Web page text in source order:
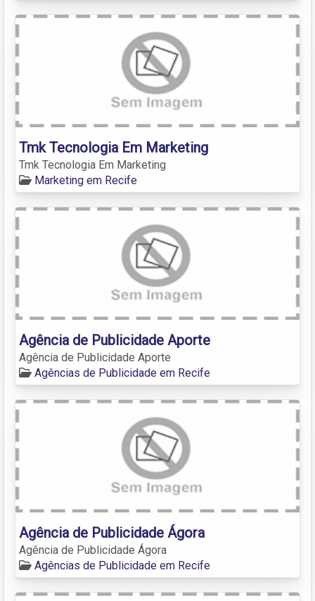
Tmk Tecnologia Em Marketing
Tmk Tecnologia Em Marketing
Marketing em Recife
Agência de Publicidade Aporte
Agência de Publicidade Aporte
Agências de Publicidade em Recife
Agência de Publicidade Ágora
Agência de Publicidade Ágora
Agências de Publicidade em Recife